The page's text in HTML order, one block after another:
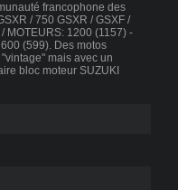
francophone des
/ 750 GSXR / GSXF /
MOTEURS: 1200 (1157) -
(599). Des motos
mais avec un
bloc moteur SUZUKI